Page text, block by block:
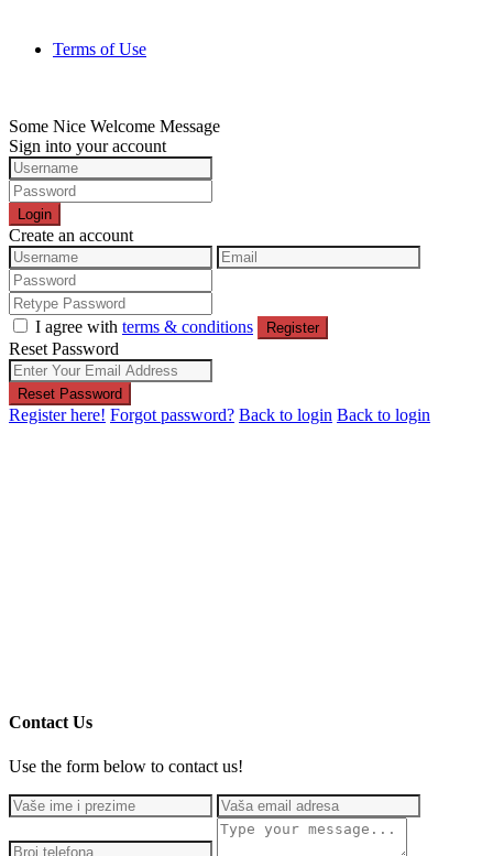
Terms of Use
Some Nice Welcome Message
Sign into your account
Login
Create an account
I agree with terms & conditions Register
Reset Password
Reset Password
Register here! Forgot password? Back to login Back to login
Contact Us
Use the form below to contact us!